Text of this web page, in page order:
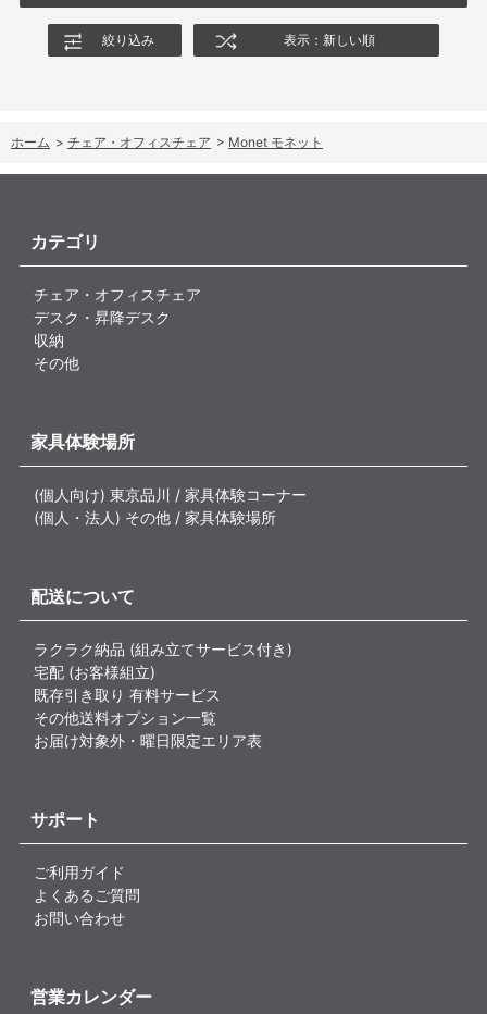
絞り込み 表示：新しい順
ホーム > チェア・オフィスチェア > Monet モネット
カテゴリ
チェア・オフィスチェア
デスク・昇降デスク
収納
その他
家具体験場所
(個人向け) 東京品川 / 家具体験コーナー
(個人・法人) その他 / 家具体験場所
配送について
ラクラク納品 (組み立てサービス付き)
宅配 (お客様組立)
既存引き取り 有料サービス
その他送料オプション一覧
お届け対象外・曜日限定エリア表
サポート
ご利用ガイド
よくあるご質問
お問い合わせ
営業カレンダー